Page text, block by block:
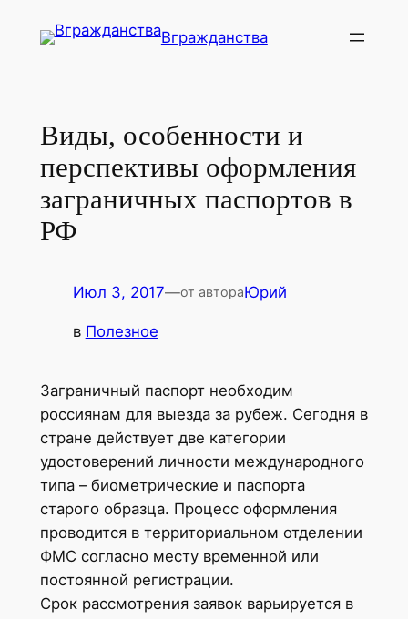
Вгражданства
Виды, особенности и
перспективы оформления
заграничных паспортов в
РФ
Июл 3, 2017—от автораЮрий
в Полезное
Заграничный паспорт необходим
россиянам для выезда за рубеж. Сегодня в
стране действует две категории
удостоверений личности международного
типа – биометрические и паспорта
старого образца. Процесс оформления
проводится в территориальном отделении
ФМС согласно месту временной или
постоянной регистрации.
Срок рассмотрения заявок варьируется в